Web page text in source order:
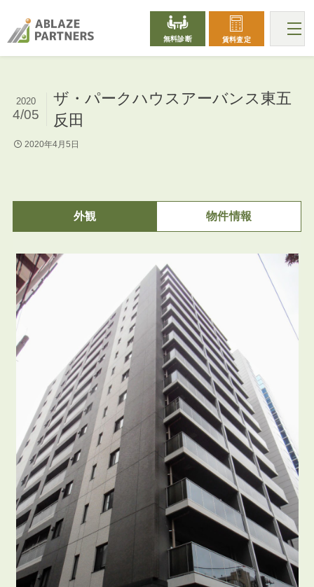
無料診断 賃料査定
ザ・パークハウスアーバンス東五
反田
2020
4/05
2020年4月5日
外観 物件情報